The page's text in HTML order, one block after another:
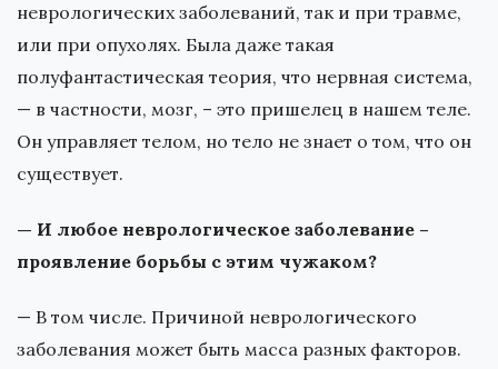
неврологических заболеваний, так и при травме,
или при опухолях. Была даже такая
полуфантастическая теория, что нервная система,
— в частности, мозг, – это пришелец в нашем теле.
Он управляет телом, но тело не знает о том, что он
существует.
— И любое неврологическое заболевание –
проявление борьбы с этим чужаком?
— В том числе. Причиной неврологического
заболевания может быть масса разных факторов.